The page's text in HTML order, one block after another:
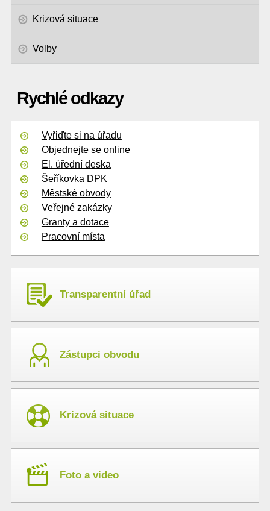
Krizová situace
Volby
Rychlé odkazy
Vyřiďte si na úřadu
Objednejte se online
El. úřední deska
Šeříkovka DPK
Městské obvody
Veřejné zakázky
Granty a dotace
Pracovní místa
Transparentní úřad
Zástupci obvodu
Krizová situace
Foto a video